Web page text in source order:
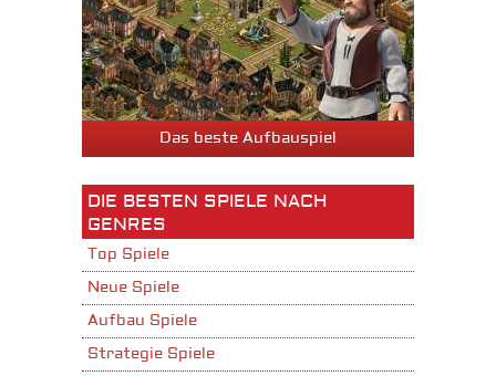
Das beste Aufbauspiel
DIE BESTEN SPIELE NACH
GENRES
Top Spiele
Neue Spiele
Aufbau Spiele
Strategie Spiele